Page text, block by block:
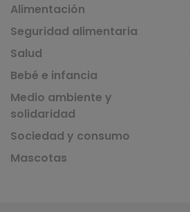
Alimentación
Seguridad alimentaria
Salud
Bebé e infancia
Medio ambiente y
solidaridad
Sociedad y consumo
Mascotas